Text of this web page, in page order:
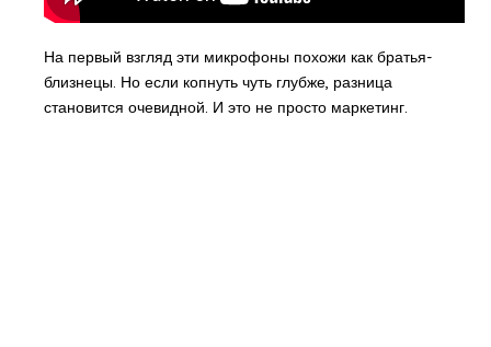
На первый взгляд эти микрофоны похожи как братья-
близнецы. Но если копнуть чуть глубже, разница
становится очевидной. И это не просто маркетинг.